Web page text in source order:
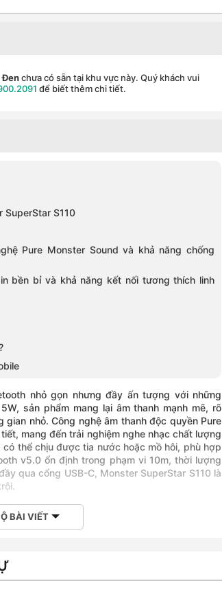
Đenchưa có sẵn tại khu vực này. Quý khách vui
để biết thêm chi tiết.
S110
Pure Monster Sound và khả năng chống
bền bỉ và khả năng kết nối tương thích linh
nhỏ gọn nhưng đầy ấn tượng với những
sản phẩm mang lại âm thanh mạnh mẽ, rõ
nhỏ. Công nghệ âm thanh độc quyền Pure
mang đến trải nghiệm nghe nhạc chất lượng
thể chịu được tia nước hoặc mồ hôi, phù hợp
v5.0 ổn định trong phạm vi 10m, thời lượng
qua cổng USB-C, Monster SuperStar S110 là
Loa Monster SuperStar S110
âm nhạc mọi lúc, mọi nơi trở nên phổ biến, một
đến chất lượng âm thanh vượt trội là điều
BÀI VIẾT